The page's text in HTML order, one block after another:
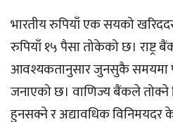
भारतीय रुपियाँ एक सयको
रुपियाँ १५ पैसा तोकेको छ। राष्ट्र
आवश्यकतानुसार जुनसुकै समयमा
जनाएको छ। वाणिज्य बैंकले
हुनसक्ने र अद्यावधिक विनिमयदर